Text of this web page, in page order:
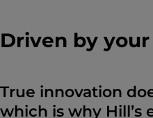
Driven by your
True innovation
which is why Hill’s